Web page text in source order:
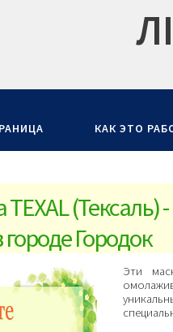
КАК ЭТО
(Тексаль)
Городок
Эти